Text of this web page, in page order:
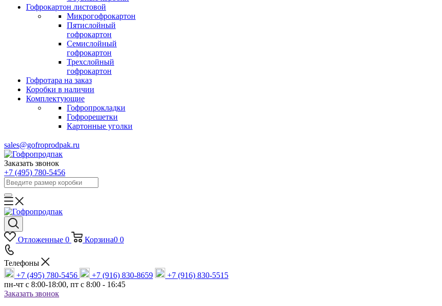
Гофрокартон листовой
Микрогофрокартон
Пятислойный
гофрокартон
Семислойный
гофрокартон
Трехслойный
гофрокартон
Гофротара на заказ
Коробки в наличии
Комплектующие
Гофропрокладки
Гофрорешетки
Картонные уголки
sales@gofroprodpak.ru
Заказать звонок
+7 (495) 780-5456
Отложенные 0 Корзина0 0
Телефоны
+7 (495) 780-5456
+7 (916) 830-8659
+7 (916) 830-5515
пн-чт c 8:00-18:00, пт с 8:00 - 16:45
Заказать звонок